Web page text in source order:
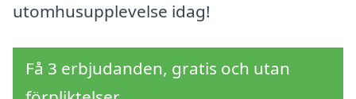
utomhusupplevelse idag!
Få 3 erbjudanden, gratis och utan